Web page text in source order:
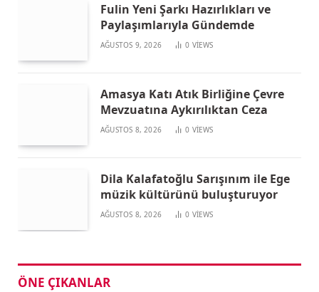
Fulin Yeni Şarkı Hazırlıkları ve
Paylaşımlarıyla Gündemde
AĞUSTOS 9, 2026 0 VIEWS
Amasya Katı Atık Birliğine Çevre
Mevzuatına Aykırılıktan Ceza
AĞUSTOS 8, 2026 0 VIEWS
Dila Kalafatoğlu Sarışınım ile Ege
müzik kültürünü buluşturuyor
AĞUSTOS 8, 2026 0 VIEWS
ÖNE ÇIKANLAR